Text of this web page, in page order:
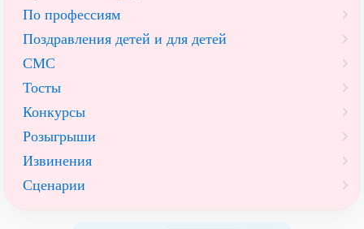
По профессиям
Поздравления детей и для детей
СМС
Тосты
Конкурсы
Розыгрыши
Извинения
Сценарии